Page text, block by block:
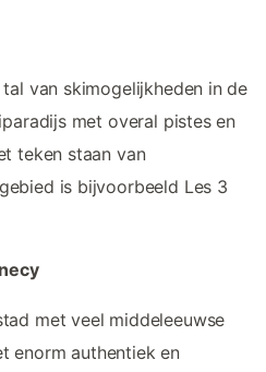
van skimogelijkheden in de
met overal pistes en
teken staan van
is bijvoorbeeld Les 3
met veel middeleeuwse
enorm authentiek en